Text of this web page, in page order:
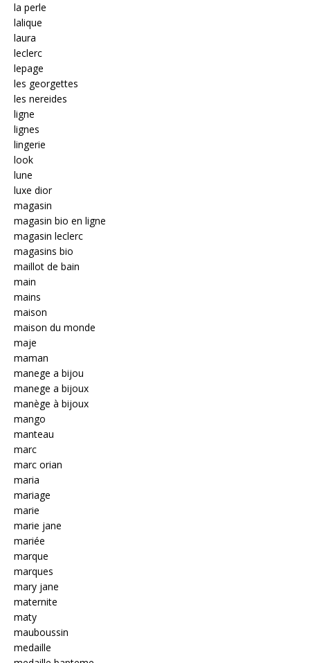
la perle
lalique
laura
leclerc
lepage
les georgettes
les nereides
ligne
lignes
lingerie
look
lune
luxe dior
magasin
magasin bio en ligne
magasin leclerc
magasins bio
maillot de bain
main
mains
maison
maison du monde
maje
maman
manege a bijou
manege a bijoux
manège à bijoux
mango
manteau
marc
marc orian
maria
mariage
marie
marie jane
mariée
marque
marques
mary jane
maternite
maty
mauboussin
medaille